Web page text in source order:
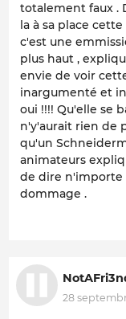
totalement faux .
la à sa place
c'est une
plus haut ,
envie de voir
inargumenté et
oui !!!! Qu'elle se
n'y'aurait rien de
qu'un
animateurs
de dire n'importe
dommage .
28